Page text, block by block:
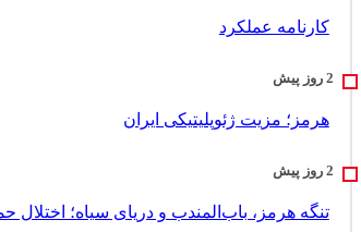
کارنامه عملکرد
هرمز؛ مزیت ژئوپلیتیکی ایران
تنگه هرمز، باب‌المندب و دریای سیاه؛ اختلال